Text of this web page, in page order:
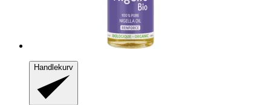
Handlekurv